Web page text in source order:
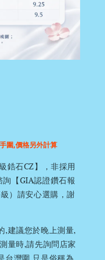
圍,價格另外計算
鋯石CZ】，非採用
【GIA認證鑽石報
）請安心選購，謝
,建議您於晚上測量,
量時,請先詢問店家